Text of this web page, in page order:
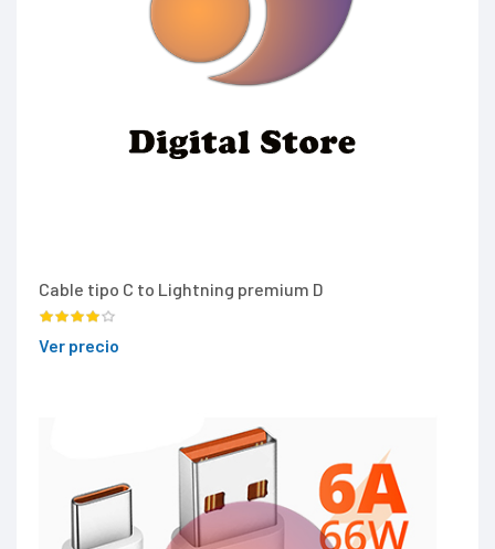
Cable tipo C to Lightning premium D
Ver precio